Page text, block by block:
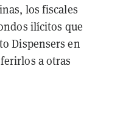
los fiscales
ilícitos que
Dispensers en
a otras